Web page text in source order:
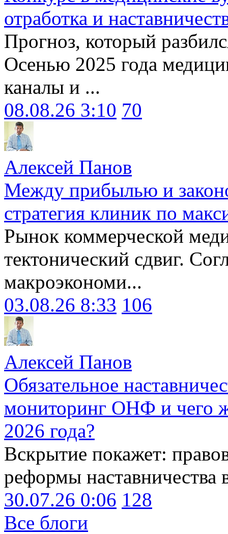
отработка и
Прогноз, который
Осенью 2025 года
каналы и ...
08.08.26 3:10 70
Алексей Панов
Между прибылью и
стратегия клиник по
Рынок коммерческой
тектонический сдвиг.
макроэкономи...
03.08.26 8:33 106
Алексей Панов
Обязательное
мониторинг ОНФ и чего
2026 года?
Вскрытие покажет:
реформы наставничества
30.07.26 0:06 128
Все блоги